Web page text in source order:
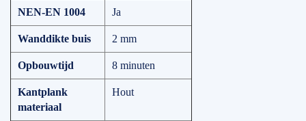
NEN-EN 1004 Ja
Wanddikte buis 2 mm
Opbouwtijd 8 minuten
Kantplank
materiaal
Hout